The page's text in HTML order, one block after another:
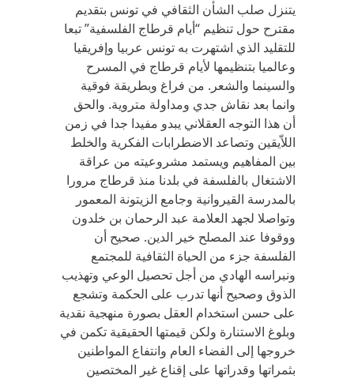
يتنزل صلب الشأن الثقافي في تونس بتقديم
مقترح حول تنظيم “أيام قرطاج الفلسفية” تبعا
للتقليد الذي اشتهرت به تونس عربيا وإفريقيا
وعالميا بتنظيمها لأيام قرطاج في المسرح
والسينما والشعر. من فراغ وبطريقة فوقية
وانما بعد نقاش جدي ومداولة متروية. والحق
أن هذا التوجه العقلاني يبدو مفيدا جدا في زمن
اللاّيقين وتصاعد الاضطرابات الفكرية والخلط
بين المفاهيم ويستمد مشروعيته من عراقة
الاشتغال بالفلسفة في بلدنا منذ قرطاج مرورا
بالمدرسة القيروانية وجامع الزيتونة المعمور
وتواصلا لجهد العلامة عبد الرحمان بن خلدون
ووقوفا عند المصلح خير الدين. صحيح أن
الفلسفة جزء من الحياة الثقافية للمجتمع
ونبراسه الهادي من أجل تحصيل الوعي وتهذيب
الذوق وصحيح أنها تدرب على الحكمة وتشجع
على حسن استخدام العقل بصورة منهجية نقدية
وبلوغ الاستنارة ولكن قيمتها الحقيقية تكمن في
خروجها إلى الفضاء العام وانتفاع المواطنين
بثمراتها وقدراتها على إقناع غير المختصين